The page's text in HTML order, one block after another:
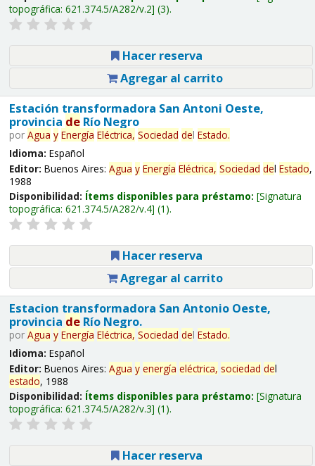
topográfica: 621.374.5/A282/v.2 (3).
Hacer reserva
Agregar al carrito
Estación transformadora San Antoni Oeste,
provincia deRío Negro
por Agua y Energía Eléctrica, Sociedad del Estado.
Idioma: Español
Editor: Buenos Aires: Agua y Energía Eléctrica, Sociedad del Estado,
1988
Disponibilidad: Ítems disponibles para préstamo: Signatura
topográfica: 621.374.5/A282/v.4 (1).
Hacer reserva
Agregar al carrito
Estacion transformadora San Antonio Oeste,
provincia deRío Negro.
por Agua y Energía Eléctrica, Sociedad del Estado.
Idioma: Español
Editor: Buenos Aires: Agua y energía eléctrica, sociedad del
estado, 1988
Disponibilidad: Ítems disponibles para préstamo: Signatura
topográfica: 621.374.5/A282/v.3 (1).
Hacer reserva